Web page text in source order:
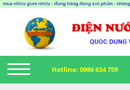
Hotline: 0986 634 759